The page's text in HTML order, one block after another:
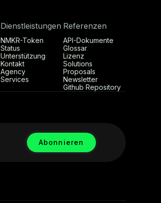
Dienstleistungen
NMKR-Token
Status
Unterstützung
Kontakt
Agency
Services
Referenzen
API-Dokumente
Glossar
Lizenz
Solutions
Proposals
Newsletter
Github Repository